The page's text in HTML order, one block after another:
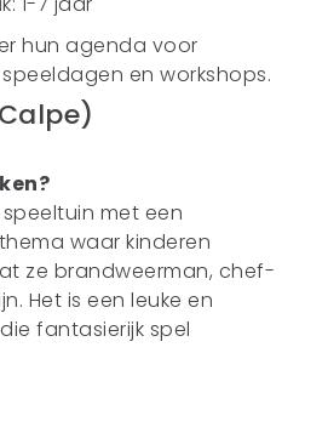
hun agenda voor
en workshops.
met een
waar kinderen
ze brandweerman, chef-
Het is een leuke en
fantasierijk spel